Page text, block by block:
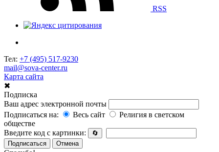
RSS
Тел: +7 (495) 517-9230
mail@sova-center.ru
Карта сайта
✖
Подписка
Ваш адрес электронной почты
Подписаться на:
Весь сайт
Религия в светском
обществе
Введите код с картинки:
🔄
Подписаться
Отмена